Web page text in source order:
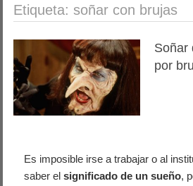
Etiqueta: soñar con brujas
Soñar
por
Es imposible irse a trabajar o al
saber elsignificado de un sueño,